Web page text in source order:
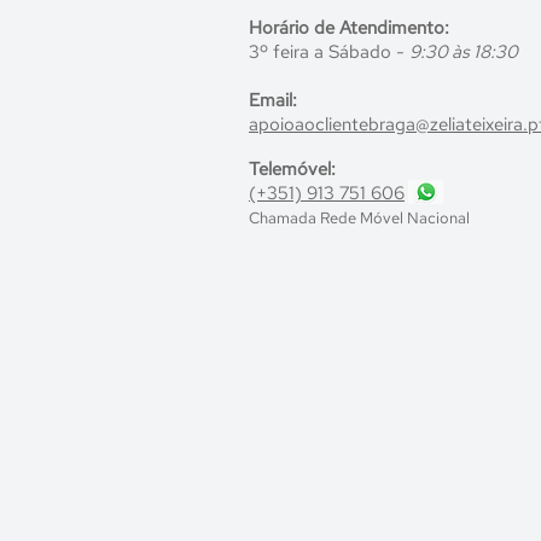
Horário de Atendimento:
3º feira a Sábado - 9:30 às 18:30
Email:
apoioaoclientebraga@zeliateixeira.
Telemóvel:
(+351) 913 751 606
Chamada Rede Móvel Nacional